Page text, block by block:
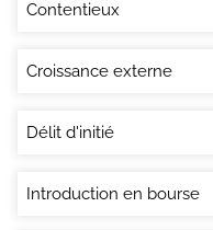
Contentieux
Croissance externe
Délit d'initié
Introduction en bourse